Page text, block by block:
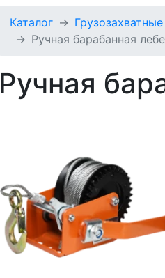
Каталог
Ручная барабанная
Ручная